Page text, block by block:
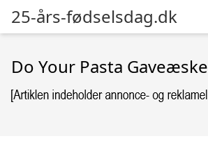
25-års-fødselsdag.dk
Do Your Pasta Gaveæske